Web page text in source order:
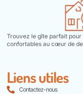
Trouvez le gîte parfait
confortables au cœur de
Liens utiles
Contactez-nous